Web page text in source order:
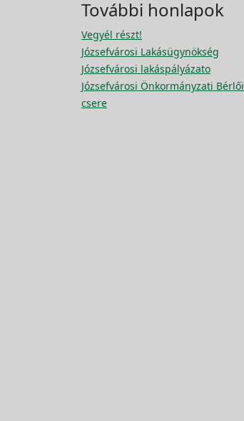
További honlapok
Vegyél részt!
Józsefvárosi Lakásügynökség
Józsefvárosi lakáspályázato
Józsefvárosi Önkormányzati Bérlői
csere